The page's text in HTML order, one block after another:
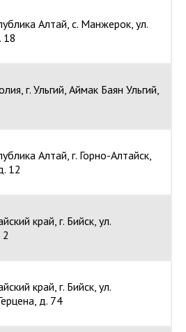
Алтай, с. Манжерок, ул.
18
г. Ульгий, Аймак Баян Ульгий,
Алтай, г. Горно-Алтайск,
12
край, г. Бийск, ул.
2
край, г. Бийск, ул.
д. 74